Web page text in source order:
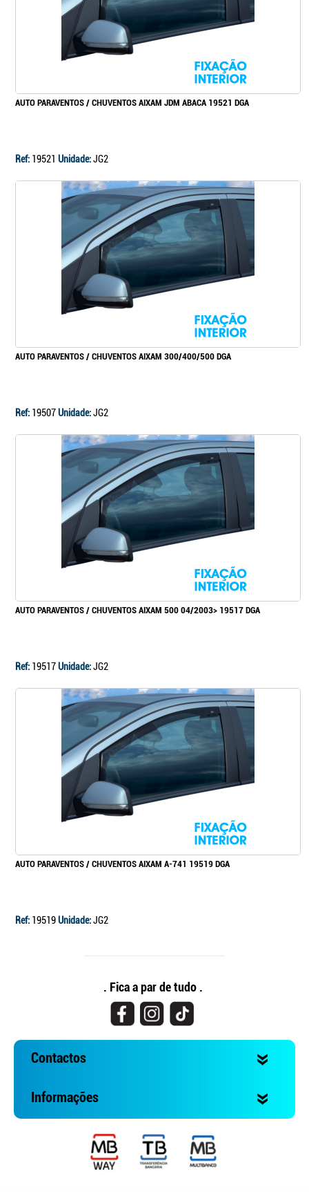
AUTO PARAVENTOS / CHUVENTOS AIXAM JDM ABACA 19521 DGA
Ref: 19521 Unidade:JG2
AUTO PARAVENTOS / CHUVENTOS AIXAM 300/400/500 DGA
Ref: 19507Unidade:JG2
AUTO PARAVENTOS / CHUVENTOS AIXAM 500 04/2003> 19517 DGA
Ref: 19517Unidade:JG2
AUTO PARAVENTOS / CHUVENTOS AIXAM A-741 19519 DGA
Ref: 19519Unidade:JG2
Continuar a comprar
. Fica a par de tudo .
Contactos
Informações